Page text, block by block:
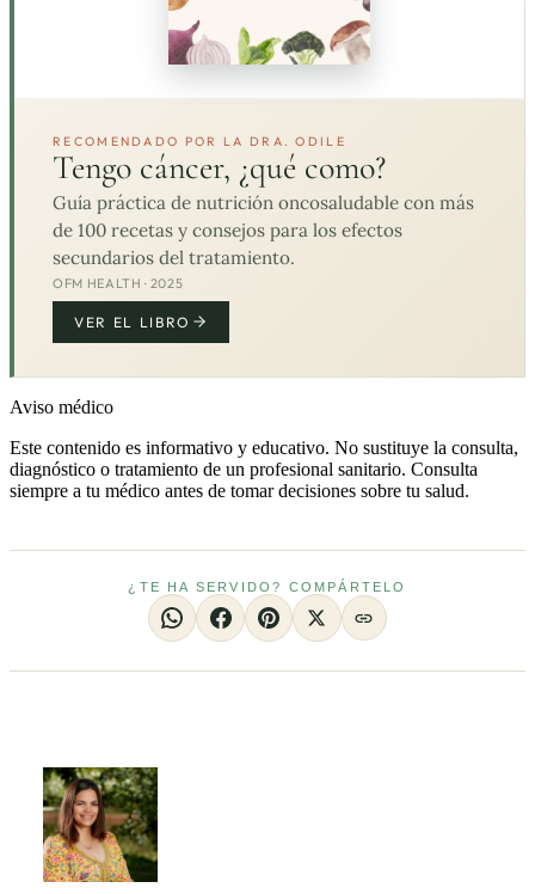
RECOMENDADO POR LA DRA. ODILE
Tengo cáncer, ¿qué como?
Guía práctica de nutrición oncosaludable con más
de 100 recetas y consejos para los efectos
secundarios del tratamiento.
OFM HEALTH · 2025
VER EL LIBRO
Aviso médico
Este contenido es informativo y educativo. No sustituye la consulta,
diagnóstico o tratamiento de un profesional sanitario. Consulta
siempre a tu médico antes de tomar decisiones sobre tu salud.
¿TE HA SERVIDO? COMPÁRTELO